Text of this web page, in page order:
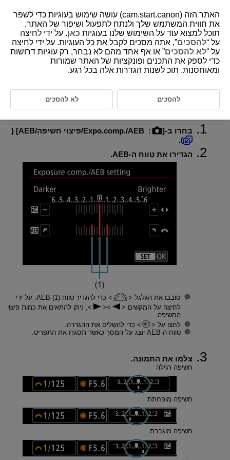
D388-070
סוגר חשיפה אוטומטי (AEB)
במצב "סוגר חשיפה", המצלמה מצלמת שלוש תמונות רצופות בחשיפות שונות
על ידי התאמה אוטומטית של מהירות התריס, ערך הצמצם או מהירות ה-ISO.
בחרו ב-[ : Expo.comp./AEB/פיצוי חשיפה/AEB
] (
).
הגדירו את טווח ה-AEB.
סובבו את הגלגל
כדי להגדיר טווח AEB (1). על ידי
לחיצה על המקשים
, ניתן להתאים את כמות פיצוי
החשיפה.
לחצו על
כדי להשלים את ההגדרה.
טווח ה-AEB יוצג על המסך כאשר תסגרו את התפריט.
צלמו את התמונה.
חשיפה רגילה
חשיפה מופחתת
חשיפה מוגברת
האתר הזה (cam.start.canon) עושה שימוש בעוגיות כדי לשפר
את חווית המשתמש שלך ולנתח לתפעול ושיפור של האתר.
תוכל למצוא עוד על השימוש שלנו בעוגיות כאן. על ידי לחיצה
על “להסכים”, אתה מסכים לקבל את כל העוגיות. על ידי לחיצה
על “לא להסכים” או אף אחד מהם לא נבחר, רק עוגיות דרושות
כדי לספק את התכנים ופונקציות של האתר שמורות
ומאוחסנות. תוכ לשנות הגדרות אלה בכל רגע.
להסכים לא להסכים